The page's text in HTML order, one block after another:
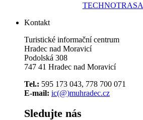
TECHNOTRASA
Kontakt
Turistické informační centrum
Hradec nad Moravicí
Podolská 308
747 41 Hradec nad Moravicí
Tel.: 595 173 043, 778 700 071
E-mail: ic(@)muhradec.cz
Sledujte nás